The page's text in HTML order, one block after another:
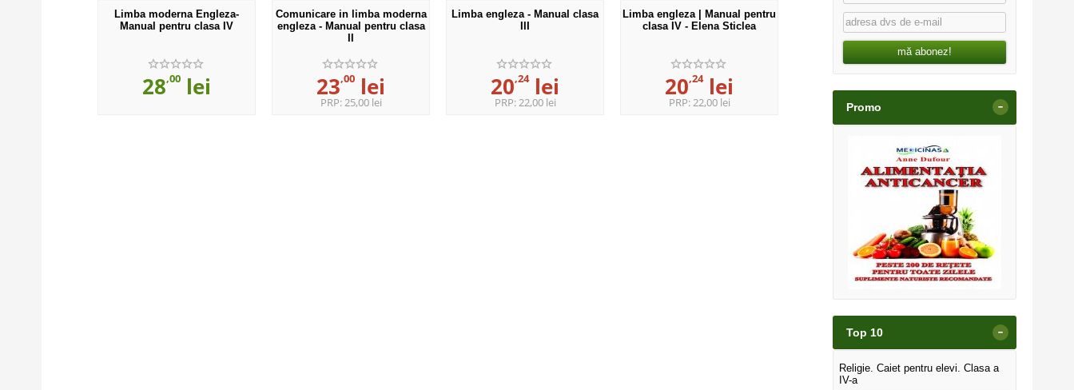
Limba moderna Engleza-
Manual pentru clasa IV
28,00 lei
Comunicare in limba moderna
engleza - Manual pentru clasa
23,00 lei
PRP:25,00 lei
Limba engleza - Manual clasa
20,24lei
PRP:22,00 lei
Limba engleza | Manual pentru
clasa IV - Elena Sticlea
20,24lei
PRP:22,00 lei
mă abonez!
Promo -
Top 10 -
Religie. Caiet pentru elevi. Clasa a
IV-a